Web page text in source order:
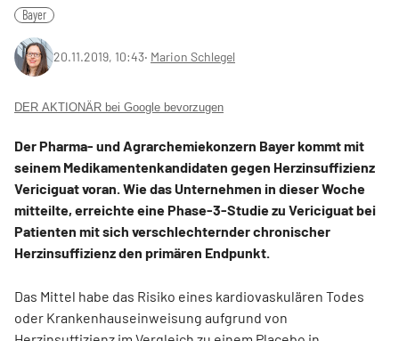
Bayer
20.11.2019, 10:43‧ Marion Schlegel
DER AKTIONÄR bei Google bevorzugen
Der Pharma- und Agrarchemiekonzern Bayer kommt mit
seinem Medikamentenkandidaten gegen Herzinsuffizienz
Vericiguat voran. Wie das Unternehmen in dieser Woche
mitteilte, erreichte eine Phase-3-Studie zu Vericiguat bei
Patienten mit sich verschlechternder chronischer
Herzinsuffizienz den primären Endpunkt.
Das Mittel habe das Risiko eines kardiovaskulären Todes
oder Krankenhauseinweisung aufgrund von